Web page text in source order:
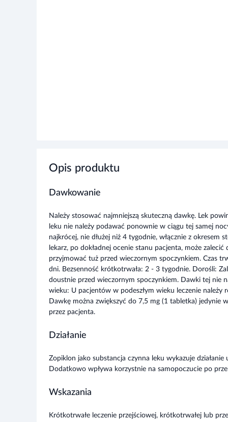
Opis produktu
Dawkowanie
Należy stosować najmniejszą skuteczną dawkę. Lek
leku nie należy podawać ponownie w ciągu tej samej
najkrócej, nie dłużej niż 4 tygodnie, włącznie z okresem
lekarz, po dokładnej ocenie stanu pacjenta, może zalecić
przyjmować tuż przed wieczornym spoczynkiem. Czas
dni. Bezsenność krótkotrwała: 2 - 3 tygodnie. Dorośli:
doustnie przed wieczornym spoczynkiem. Dawki tej nie
wieku: U pacjentów w podeszłym wieku leczenie
Dawkę można zwiększyć do 7,5 mg (1 tabletka) jedynie
przez pacjenta.
Działanie
Zopiklon jako substancja czynna leku wykazuje działanie
Dodatkowo wpływa korzystnie na samopoczucie po
Wskazania
Krótkotrwałe leczenie przejściowej, krótkotrwałej lub